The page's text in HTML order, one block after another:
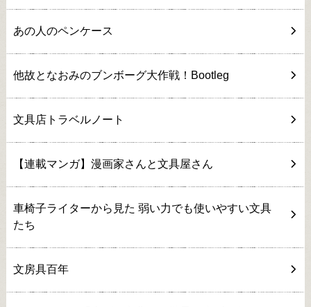
あの人のペンケース
他故となおみのブンボーグ大作戦！Bootleg
文具店トラベルノート
【連載マンガ】漫画家さんと文具屋さん
車椅子ライターから見た 弱い力でも使いやすい文具
たち
文房具百年